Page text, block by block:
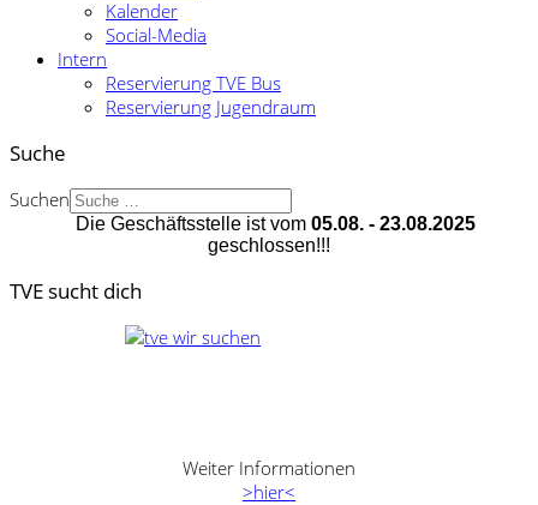
Kalender
Social-Media
Intern
Reservierung TVE Bus
Reservierung Jugendraum
Suche
Suchen
Die Geschäftsstelle ist vom 05.08. - 23.08.2025
geschlossen!!!
TVE sucht dich
Weiter Informationen
>hier<